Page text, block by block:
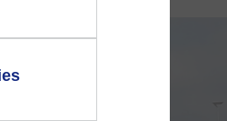
op hebt
up uit